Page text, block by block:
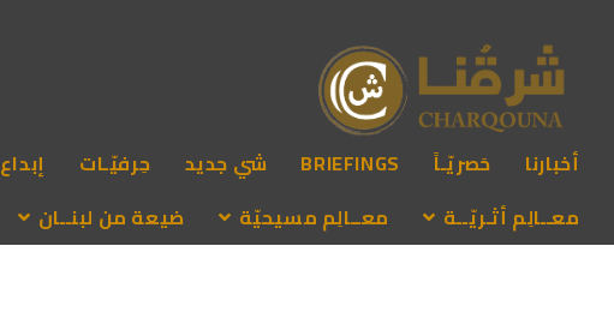
أخبارنا حَصريّـاً BRIEFINGS شي جديد حِرفيّـات إبداع
معــالِم أثـريّــة
معــالِم مسيحيّة ضيعة من لبنــان